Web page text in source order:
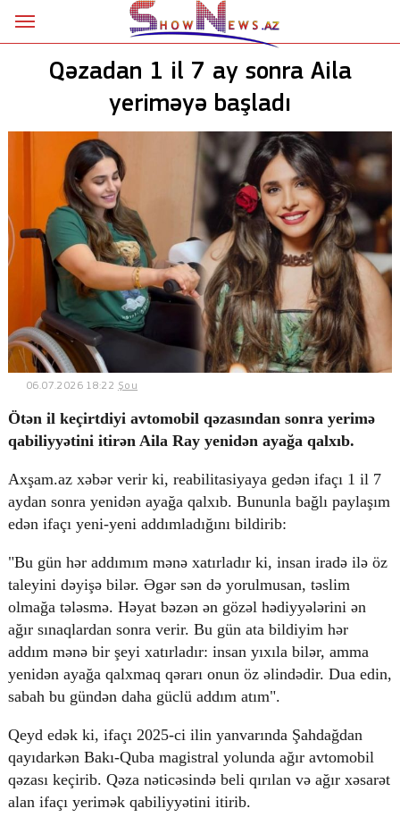
Siyasət
18+
Astrologiya
Hadisə
İdman
© 2026. Shownews.az
Qəzadan 1 il 7 ay sonra Aila
yeriməyə başladı
06.07.2026 18:22 Şou
Ötən il keçirtdiyi avtomobil qəzasından sonra yerimə
qabiliyyətini itirən Aila Ray yenidən ayağa qalxıb.
Axşam.az xəbər verir ki, reabilitasiyaya gedən ifaçı 1 il 7
aydan sonra yenidən ayağa qalxıb. Bununla bağlı paylaşım
edən ifaçı yeni-yeni addımladığını bildirib:
"Bu gün hər addımım mənə xatırladır ki, insan iradə ilə öz
taleyini dəyişə bilər. Əgər sən də yorulmusan, təslim
olmağa tələsmə. Həyat bəzən ən gözəl hədiyyələrini ən
ağır sınaqlardan sonra verir. Bu gün ata bildiyim hər
addım mənə bir şeyi xatırladır: insan yıxıla bilər, amma
yenidən ayağa qalxmaq qərarı onun öz əlindədir. Dua edin,
sabah bu gündən daha güclü addım atım".
Qeyd edək ki, ifaçı 2025-ci ilin yanvarında Şahdağdan
qayıdarkən Bakı-Quba magistral yolunda ağır avtomobil
qəzası keçirib. Qəza nəticəsində beli qırılan və ağır xəsarət
alan ifaçı yerimək qabiliyyətini itirib.